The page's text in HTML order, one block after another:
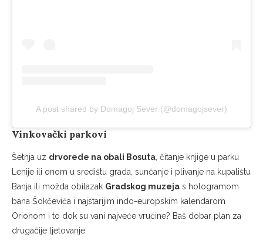
A post shared by Domagoj Sever (@domagojsever)
Vinkovački parkovi
Šetnja uz drvorede na obali Bosuta , čitanje knjige u parku
Lenije ili onom u središtu grada, sunčanje i plivanje na kupalištu
Banja ili možda obilazak Gradskog muzeja s hologramom
bana Šokčevića i najstarijim indo-europskim kalendarom
Orionom i to dok su vani najveće vrućine? Baš dobar plan za
drugačije ljetovanje.